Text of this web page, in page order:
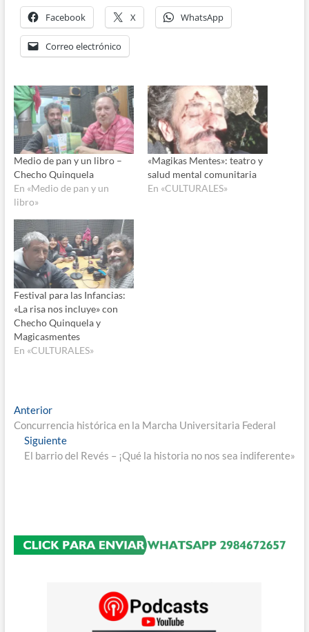
Facebook X WhatsApp
Correo electrónico
Medio de pan y un libro –
Checho Quinquela
En «Medio de pan y un
libro»
«Magikas Mentes»: teatro y
salud mental comunitaria
En «CULTURALES»
Festival para las Infancias:
«La risa nos incluye» con
Checho Quinquela y
Magicasmentes
En «CULTURALES»
Navegación
de
entradas
AnteriorEntrada
anterior:
Concurrencia histórica en la Marcha Universitaria Federal
SiguienteEntrada
siguiente:
El barrio del Revés – ¡Qué la historia no nos sea indiferente»